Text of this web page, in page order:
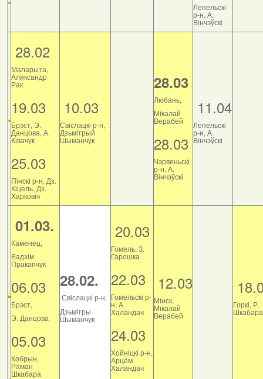
Лепельскі
р-н, А.
Вінчэўскі
28.02
Маларыта,
Аляксандр
Рак
19.03
Брэст, Э.
Данцова, А.
Ківачук
25.03
Пінскі р-н, Дз.
Кіцель, Дз.
Харковіч
10.03
Свіслацкі р-н,
Дзьмітрый
Шыманчук
28.03
Любань,
Мікалай
Верабей
28.03
Чэрвеньскі
р-н, А.
Вінчэўскі
11.04
Лепельскі
р-н, А.
Вінчэўскі
01.03.
Каменец,
Вадзім
Пракапчук
06.03
Брэст,
Э. Данцова
05.03
Кобрын,
Раман
Шкабара
28.02.
Свіслацкі р-н,
Дзьмітры
Шыманчук
20.03
Гомель, З.
Гарошка
22.03
Гомельскі р-
н, А.
Халандач
24.03
Хойніцкі р-н,
Арцём
Халандач
12.03
Мінск,
Мікалай
Верабей
Горкі, Р.
Шкабара